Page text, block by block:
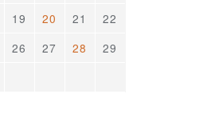
19 20 21
22
26 27 28
29